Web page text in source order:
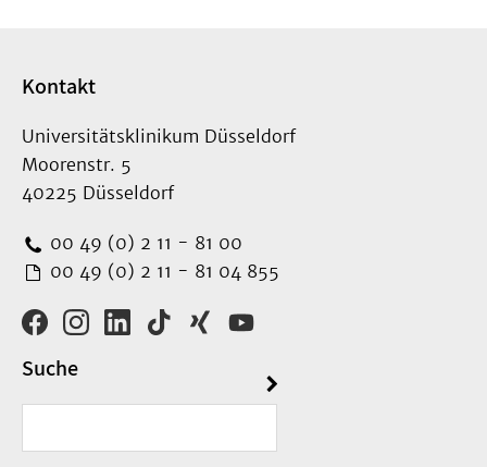
Kontakt
Universitätsklinikum Düsseldorf
Moorenstr. 5
40225 Düsseldorf
00 49 (0) 2 11 - 81 00
00 49 (0) 2 11 - 81 04 855
Suche